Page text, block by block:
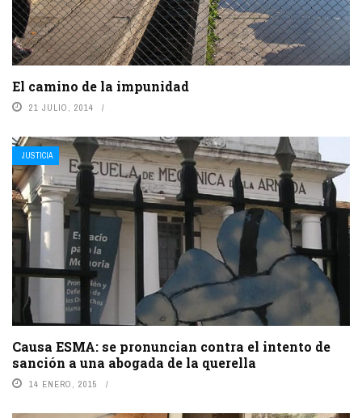
El camino de la impunidad
21 JULIO, 2014
JUSTICIA
Causa ESMA: se pronuncian contra el intento de
sanción a una abogada de la querella
14 ENERO, 2015